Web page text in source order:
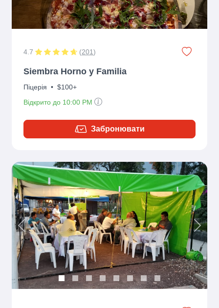
4.7 (201)
Siembra Horno y Familia
Піцерія • $100+
Відкрито до 10:00 PM
Забронювати
Previous Next